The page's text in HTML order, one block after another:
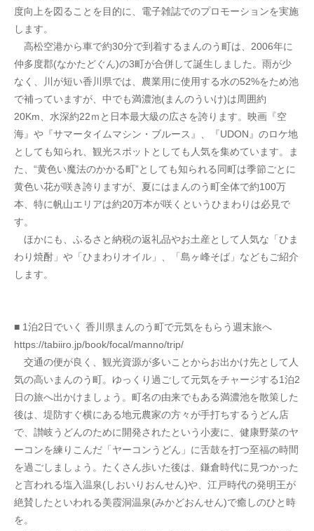
度向上を図ることを目的に、電子雑誌でのプロモーションを実施
します。
高松空港から車で約30分で到着するまんのう町は、2006年に
仲多度郡(なかたどぐん)の3町が合併して誕生しました。雨が少
なく、川が短い香川県では、農業用に使用する水の52%をため池
で補っていますが、中でも満濃池(まんのういけ)は周囲約
20Km、水深約22ｍと日本最大級の広さを誇ります。映画『空
海』や『サマータイムマシン・ブルース』、『UDON』のロケ地
としても知られ、観光スポットとしても人気を集めています。ま
た、“黄色い魔法のかかる町”としても知られる同町は季節ごとに
黄色い花が咲き誇りますが、夏にはまんのう町全体で約100万
本、特に帆山エリアは約20万本が咲くというひまわりは必見で
す。
ほかにも、ふるさと納税の返礼品やお土産として人気な「ひま
わり焼酎」や「ひまわりオイル」、「島ヶ峰そば」などもご紹介
します。
■ 1泊2日でいく 香川県まんのう町で元気をもらう週末旅へ
https://tabiiro.jp/book/focal/manno/trip/
交通の便が良く、観光資源が多いことからお出かけ先として人
気の高いまんのう町。ゆっくり過ごして元気をチャージする1泊2
日の旅へ出かけましょう。町名の由来でもある満濃池を散策した
後は、堤防すぐ横にある地元農家の方々が手打ちするうどん店
で、讃岐うどんのために開発されたという小麦に、健康野菜のヤ
ーコンを練りこんだ「ヤーコンうどん」に舌鼓を打つ至福の時間
を過ごしましょう。たくさん歩いた後は、鎌倉時代に見つかった
と言われる塩入温泉(しおいりおんせん)や、江戸時代の発明王が
絶賛したといわれる美霞洞温泉(みかどおんせん)で癒しのひと時
を。